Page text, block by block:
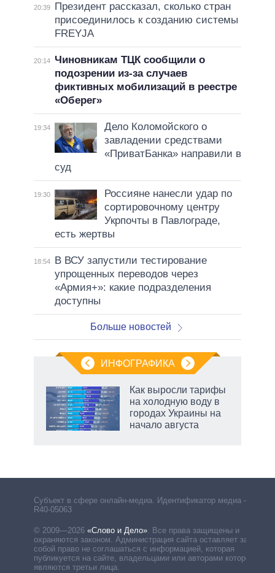
20:39
Президент рассказал, сколько стран
присоединилось к созданию системы
FREYJA
20:14
Чиновникам ТЦК сообщили о
подозрении из-за случаев
фиктивных мобилизаций в реестре
«Оберег»
19:34
Дело Коломойского о
завладении средствами
«ПриватБанка» направили в
суд
19:30
Россияне нанесли удар по
сортировочному центру
Укрпочты в Павлограде,
есть жертвы
18:54
В ВСУ запустили тестирование
упрощенных переводов через
«Армия+»: какие подразделения
доступны
Больше новостей
ИНФОГРАФИКА
Как выросли тарифы
на холодную воду в
городах Украины на
начало августа
Субъект в сфере онлайн-медиа. Идентификатор медиа –
R40-05063
© 2009—2026 «Слово и Дело». Все права защищены и
охраняются законом. Администрация сайта оставляет за
собой право не соглашаться с информацией, которая
публикуется на сайте, владельцами или авторами которой
являются третьи лица.